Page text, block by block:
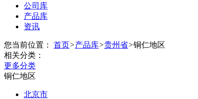
公司库
产品库
资讯
您当前位置： 首页>产品库>贵州省>铜仁地区
相关分类：
更多分类
铜仁地区
北京市